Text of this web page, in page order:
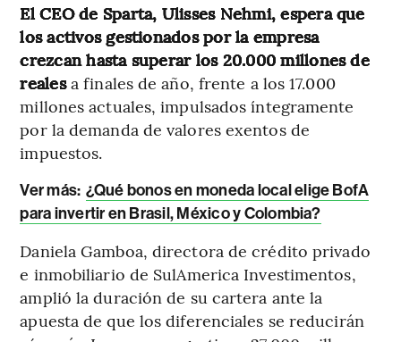
El CEO de Sparta, Ulisses Nehmi, espera que
los activos gestionados por la empresa
crezcan hasta superar los 20.000 millones de
realesa finales de año, frente a los 17.000
millones actuales, impulsados íntegramente
por la demanda de valores exentos de
impuestos.
Ver más: ¿Qué bonos en moneda local elige BofA
para invertir en Brasil, México y Colombia?
Daniela Gamboa, directora de crédito privado
e inmobiliario de SulAmerica Investimentos,
amplió la duración de su cartera ante la
apuesta de que los diferenciales se reducirán